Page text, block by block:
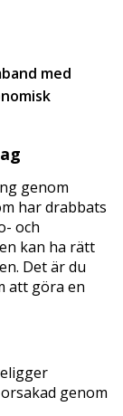
med
genom
har drabbats
och
kan ha rätt
Det är du
att göra en
genom